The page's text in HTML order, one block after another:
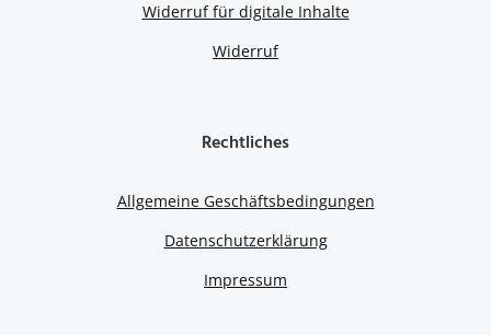
Widerruf für digitale Inhalte
Widerruf
Rechtliches
Allgemeine Geschäftsbedingungen
Datenschutzerklärung
Impressum